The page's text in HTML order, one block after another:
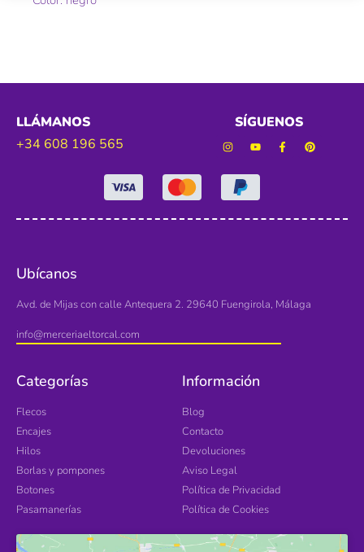
LLÁMANOS
+34 608 196 565
SÍGUENOS
Ubícanos
Avd. de Mijas con calle Antequera 2. 29640 Fuengirola, Málaga
info@merceriaeltorcal.com
Categorías
Flecos
Encajes
Hilos
Borlas y pompones
Botones
Pasamanerías
Información
Blog
Contacto
Devoluciones
Aviso Legal
Política de Privacidad
Política de Cookies